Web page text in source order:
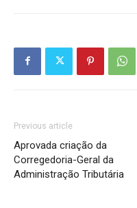
Previous article
Aprovada criação da
Corregedoria-Geral da
Administração Tributária